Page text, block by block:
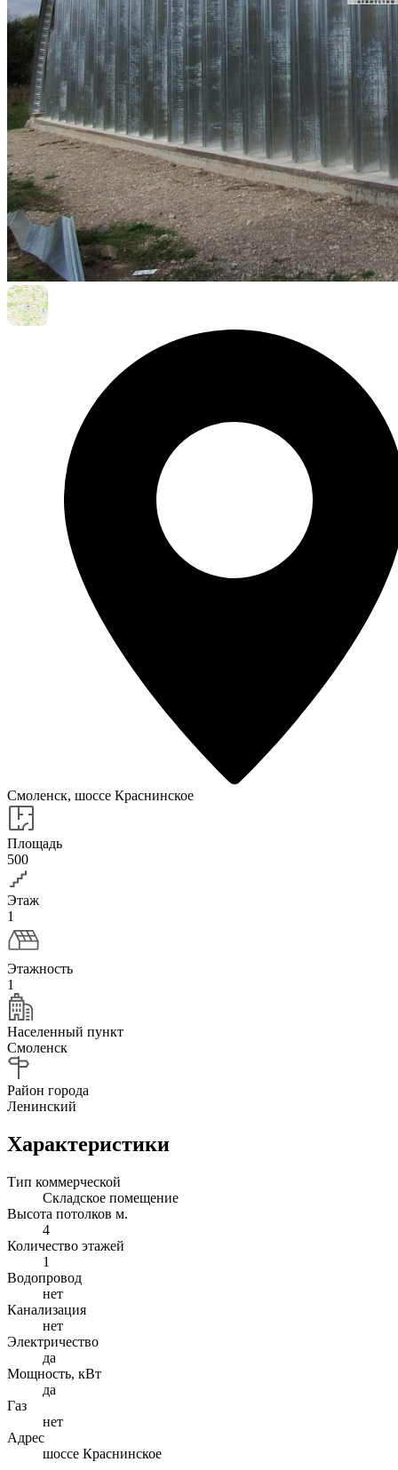
Смоленск, шоссе Краснинское
Площадь
500
Этаж
1
Этажность
1
Населенный пункт
Смоленск
Район города
Ленинский
Характеристики
Тип коммерческой
Складское помещение
Высота потолков м.
4
Количество этажей
1
Водопровод
нет
Канализация
нет
Электричество
да
Мощность, кВт
да
Газ
нет
Адрес
шоссе Краснинское